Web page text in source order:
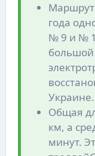
Маршрут
года
№ 9 и №
Украине.
Общая
км, а
минут.